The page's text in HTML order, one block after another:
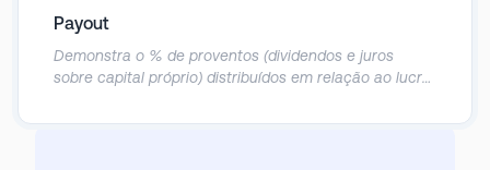
Payout
Demonstra o % de proventos (dividendos e juros
sobre capital próprio) distribuídos em relação ao lucro